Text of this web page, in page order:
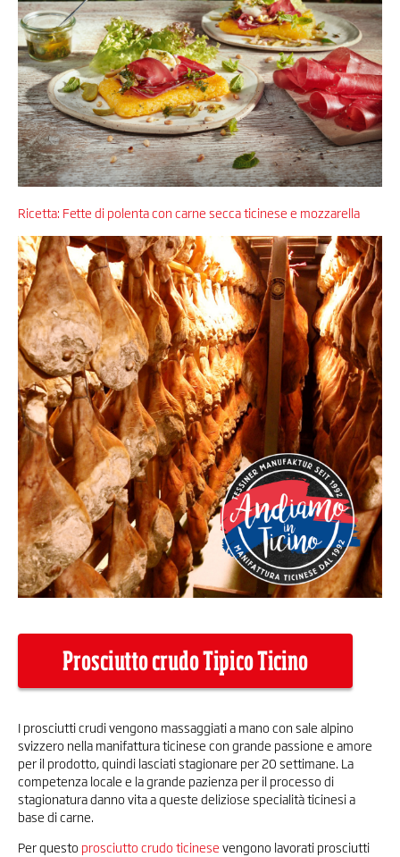
Ricetta: Fette di polenta con carne secca ticinese e mozzarella
Prosciutto crudo Tipico Ticino
I prosciutti crudi vengono massaggiati a mano con sale alpino
svizzero nella manifattura ticinese con grande passione e amore
per il prodotto, quindi lasciati stagionare per 20 settimane. La
competenza locale e la grande pazienza per il processo di
stagionatura danno vita a queste deliziose specialità ticinesi a
base di carne.
Per questo prosciutto crudo ticinese vengono lavorati prosciutti